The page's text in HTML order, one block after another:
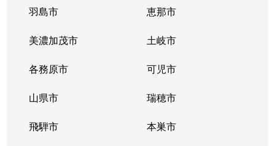
羽島市 恵那市
美濃加茂市 土岐市
各務原市 可児市
山県市 瑞穂市
飛騨市 本巣市